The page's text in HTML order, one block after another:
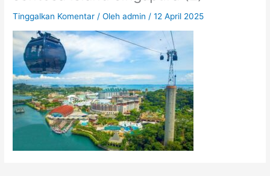
Tinggalkan Komentar / Olehadmin /12 April 2025